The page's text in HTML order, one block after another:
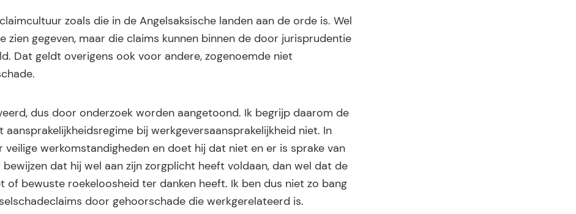
zoals die in de Angelsaksische landen aan de orde is. Wel
gegeven, maar die claims kunnen binnen de door jurisprudentie
Dat geldt overigens ook voor andere, zogenoemde niet
dus door onderzoek worden aangetoond. Ik begrijp daarom de
bij werkgeversaansprakelijkheid niet. In
werkomstandigheden en doet hij dat niet en er is sprake van
dat hij wel aan zijn zorgplicht heeft voldaan, dan wel dat de
of bewuste roekeloosheid ter danken heeft. Ik ben dus niet zo bang
door gehoorschade die werkgerelateerd is.